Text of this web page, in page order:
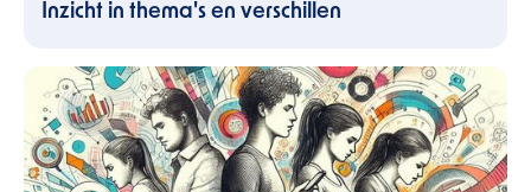
Inzicht in thema's en verschillen